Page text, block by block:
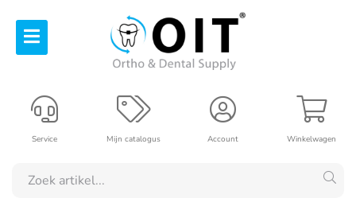
Winkelwagen
Account
Mijn catalogus
Service